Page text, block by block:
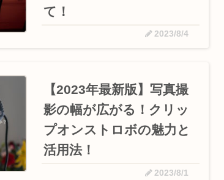
て！
2023/8/4
【2023年最新版】写真撮
影の幅が広がる！クリッ
プオンストロボの魅力と
活用法！
2023/8/1